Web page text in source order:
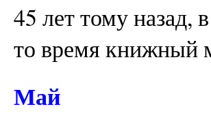
45 лет тому назад,
то время книжный
Май